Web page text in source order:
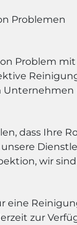
Problemen
Problem
dass Ihre
wir
eine
zur